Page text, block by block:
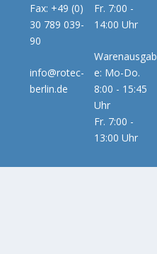
Fax: +49 (0)
30 789 039-
90
info@rotec-
berlin.de
Fr. 7:00 -
14:00 Uhr
Warenausgab
e: Mo-Do.
8:00 - 15:45
Uhr
Fr. 7:00 -
13:00 Uhr